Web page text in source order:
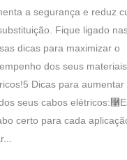
a segurança e reduz
Fique ligado
dicas para maximizar o
dos seus materiais
Dicas para aumentar
seus cabos elétricos:⿡
certo para cada